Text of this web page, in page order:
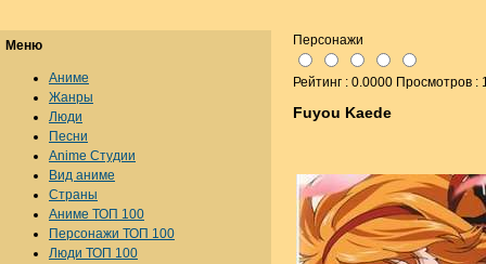
Персонажи
Рейтинг : 0.0000 Просмотров :
Fuyou Kaede
Меню
Аниме
Жанры
Люди
Песни
Anime Студии
Вид аниме
Страны
Аниме ТОП 100
Персонажи ТОП 100
Люди ТОП 100